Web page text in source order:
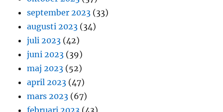
september 2023 (33)
augusti 2023 (34)
juli 2023 (42)
juni 2023 (39)
maj 2023 (52)
april 2023 (47)
mars 2023 (67)